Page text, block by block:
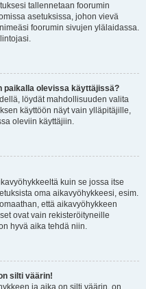
tallennetaan foorumin
asetuksissa, johon vievä
foorumin sivujen ylälaidassa.
paikalla olevissa käyttäjissä?
löydät mahdollisuuden valita
käyttöön näyt vain ylläpitäjille,
oleviin käyttäjiin.
kuin se jossa itse
oma aikavyöhykkeesi, esim.
että aikavyöhykkeen
ovat vain rekisteröityneille
hyvä aika tehdä niin.
silti väärin!
ja aika on silti väärin, on